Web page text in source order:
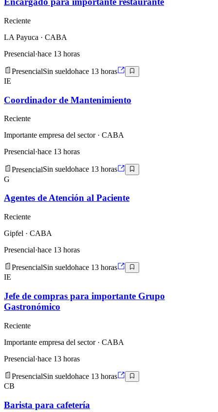
Reciente
LA Payuca · CABA
Presencial·hace 13 horas
PresencialSin sueldohace 13 horas
IE
Coordinador de Mantenimiento
Reciente
Importante empresa del sector· CABA
Presencial·hace 13 horas
PresencialSin sueldohace 13 horas
G
Agentes de Atención al Paciente
Reciente
Gipfel · CABA
Presencial·hace 13 horas
PresencialSin sueldohace 13 horas
IE
Jefe de compras para importante Grupo
Gastronómico
Reciente
Importante empresa del sector· CABA
Presencial·hace 13 horas
PresencialSin sueldohace 13 horas
CB
Barista para cafetería